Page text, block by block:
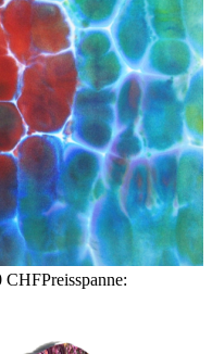
CHFPreisspanne: